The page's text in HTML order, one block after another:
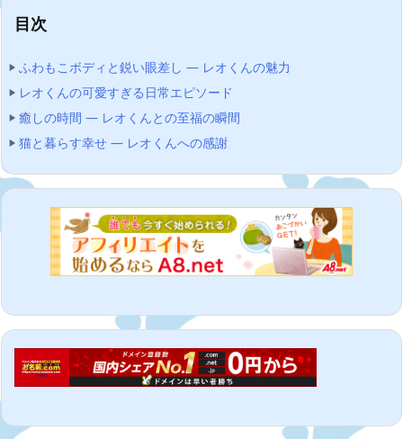
目次
ふわもこボディと鋭い眼差し — レオくんの魅力
レオくんの可愛すぎる日常エピソード
癒しの時間 — レオくんとの至福の瞬間
猫と暮らす幸せ — レオくんへの感謝